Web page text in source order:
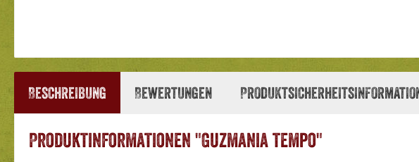
Beschreibung Bewertungen
Produktinformationen "Guzmania tempo"